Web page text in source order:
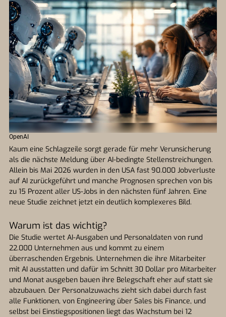
OpenAI
Kaum eine Schlagzeile sorgt gerade für mehr Verunsicherung
als die nächste Meldung über AI-bedingte Stellenstreichungen.
Allein bis Mai 2026 wurden in den USA fast 90.000 Jobverluste
auf AI zurückgeführt und manche Prognosen sprechen von bis
zu 15 Prozent aller US-Jobs in den nächsten fünf Jahren. Eine
neue Studie zeichnet jetzt ein deutlich komplexeres Bild.
Warum ist das wichtig?
Die Studie wertet AI-Ausgaben und Personaldaten von rund
22.000 Unternehmen aus und kommt zu einem
überraschenden Ergebnis. Unternehmen die ihre Mitarbeiter
mit AI ausstatten und dafür im Schnitt 30 Dollar pro Mitarbeiter
und Monat ausgeben bauen ihre Belegschaft eher auf statt sie
abzubauen. Der Personalzuwachs zieht sich dabei durch fast
alle Funktionen, von Engineering über Sales bis Finance, und
selbst bei Einstiegspositionen liegt das Wachstum bei 12